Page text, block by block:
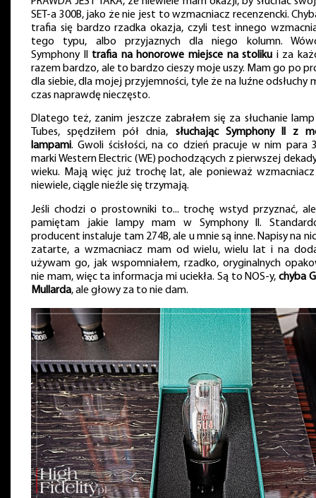
SET-a 300B, jako że nie jest to wzmacniacz recenzencki.
trafia się bardzo rzadka okazja, czyli test innego
tego typu, albo przyjaznych dla niego kolumn.
Symphony II trafia na honorowe miejsce na stoliku i za
razem bardzo, ale to bardzo cieszy moje uszy. Mam go po
dla siebie, dla mojej przyjemności, tyle że na luźne odsłuchy
czas naprawdę nieczęsto.
Dlatego też, zanim jeszcze zabrałem się za słuchanie lamp
Tubes, spędziłem pół dnia, słuchając Symphony II z
lampami. Gwoli ścisłości, na co dzień pracuje w nim para
marki Western Electric (WE) pochodzących z pierwszej
wieku. Mają więc już trochę lat, ale ponieważ
niewiele, ciągle nieźle się trzymają.
Jeśli chodzi o prostowniki to... trochę wstyd przyznać,
pamiętam jakie lampy mam w Symphony II.
producent instaluje tam 274B, ale u mnie są inne. Napisy na
zatarte, a wzmacniacz mam od wielu, wielu lat i na
używam go, jak wspomniałem, rzadko, oryginalnych
nie mam, więc ta informacja mi uciekła. Są to NOS-y,chyba
Mullarda, ale głowy za to nie dam.